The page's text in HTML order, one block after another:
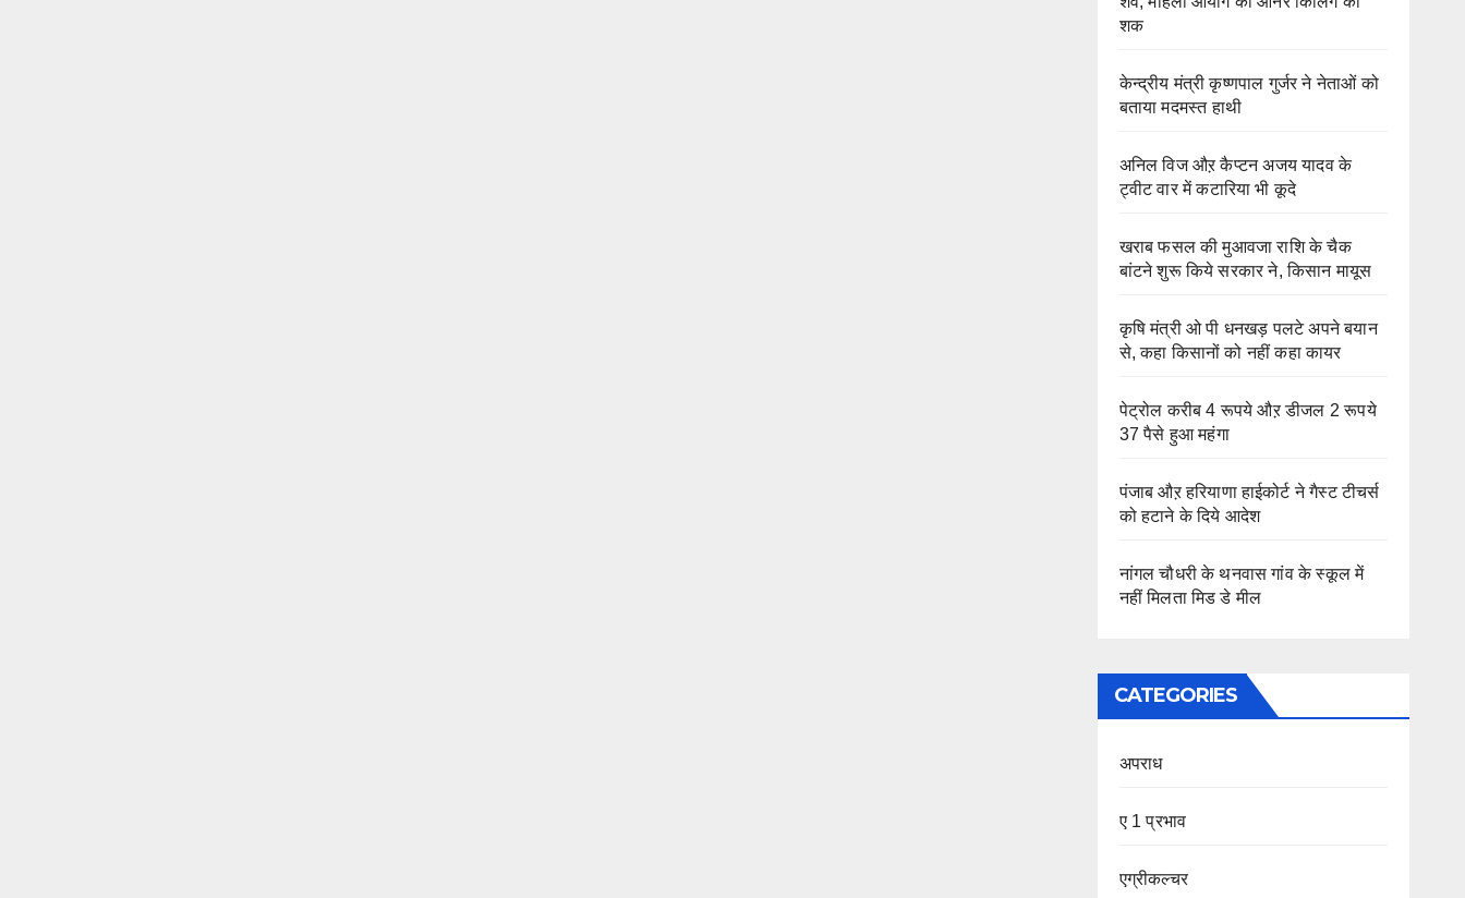
शक
केन्द्रीय मंत्री कृष्णपाल गुर्जर ने नेताओं को
बताया मदमस्त हाथी
अनिल विज औऱ कैप्टन अजय यादव के
ट्वीट वार में कटारिया भी कूदे
खराब फसल की मुआवजा राशि के चैक
बांटने शुरू किये सरकार ने, किसान मायूस
कृषि मंत्री ओ पी धनखड़ पलटे अपने बयान
से, कहा किसानों को नहीं कहा कायर
पेट्रोल करीब 4 रूपये औऱ डीजल 2 रूपये
37 पैसे हुआ महंगा
पंजाब औऱ हरियाणा हाईकोर्ट ने गैस्ट टीचर्स
को हटाने के दिये आदेश
नांगल चौधरी के थनवास गांव के स्कूल में
नहीं मिलता मिड डे मील
CATEGORIES
अपराध
ए 1 प्रभाव
एग्रीकल्चर